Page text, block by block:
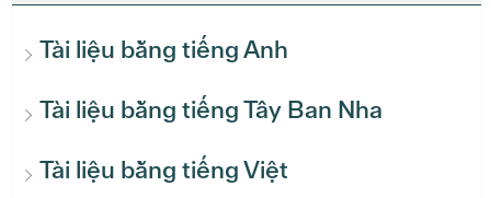
Tài liệu bằng tiếng Anh
Tài liệu bằng tiếng Tây Ban Nha
Tài liệu bằng tiếng Việt